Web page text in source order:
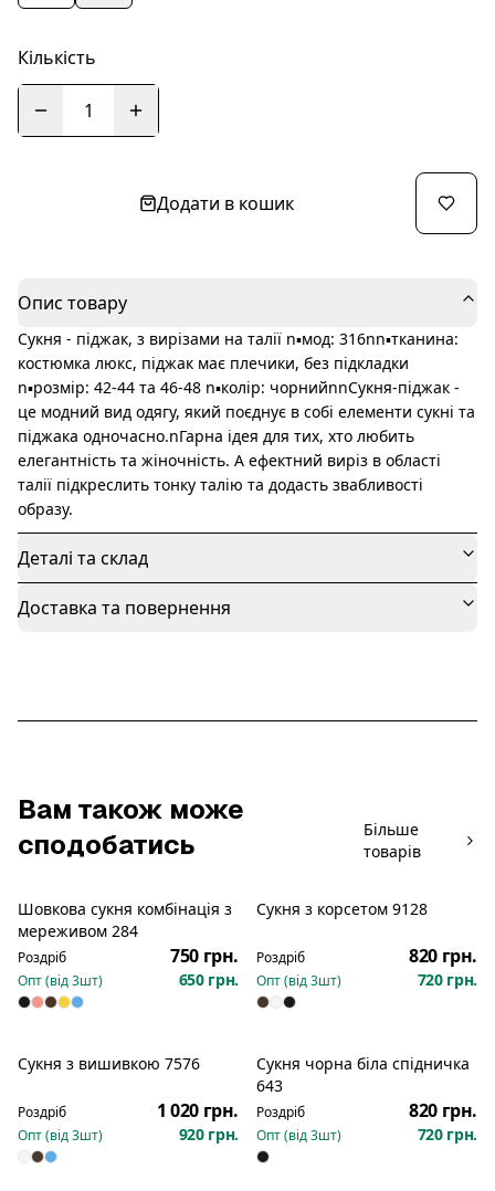
Кількість
1
Додати в кошик
Опис товару
Сукня - піджак, з вирізами на талії n▪️мод: 316nn▪️тканина:
костюмка люкс, піджак має плечики, без підкладки
n▪️розмір: 42-44 та 46-48 n▪️колір: чорнийnnСукня-піджак -
це модний вид одягу, який поєднує в собі елементи сукні та
піджака одночасно.nГарна ідея для тих, хто любить
елегантність та жіночність. А ефектний виріз в області
талії підкреслить тонку талію та додасть звабливості
образу.
Деталі та склад
Доставка та повернення
Вам також може
сподобатись
Більше
товарів
Шовкова сукня комбінація з
мереживом 284
Роздріб 750 грн.
Опт (від3шт) 650 грн.
Новинка
Сукня з корсетом 9128
Роздріб 820 грн.
Опт (від3шт) 720 грн.
Сукня з вишивкою 7576
Роздріб 1 020 грн.
Опт (від3шт) 920 грн.
Новинка
Сукня чорна біла спідничка
643
Роздріб 820 грн.
Опт (від3шт) 720 грн.